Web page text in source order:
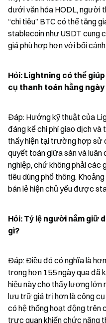
dưới văn hóa HODL, người
“chi tiêu” BTC có thể tăng
stablecoin như USDT cung
giá phù hợp hơn với bối
Hỏi: Lightning có thể
cụ thanh toán hằng
Đáp: Hướng kỹ thuật của
đáng kể chi phí giao dịch
thấy hiện tại trường hợp sử
quyết toán giữa sàn và luân
nghiệp, chứ không phải
tiêu dùng phổ thông.
bán lẻ hiện chủ yếu được
Hỏi: Tỷ lệ người nắm giữ
gì?
Đáp: Điều đó có nghĩa là
trong hơn 155 ngày qua đã
hiệu này cho thấy lượng lớn
lưu trữ giá trị hơn là công
có hệ thống hoạt động trên
trực quan khiến chức năng